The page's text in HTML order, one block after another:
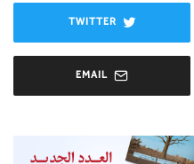
TWITTER
EMAIL